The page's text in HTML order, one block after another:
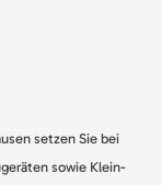
setzen Sie bei
sowie Klein-